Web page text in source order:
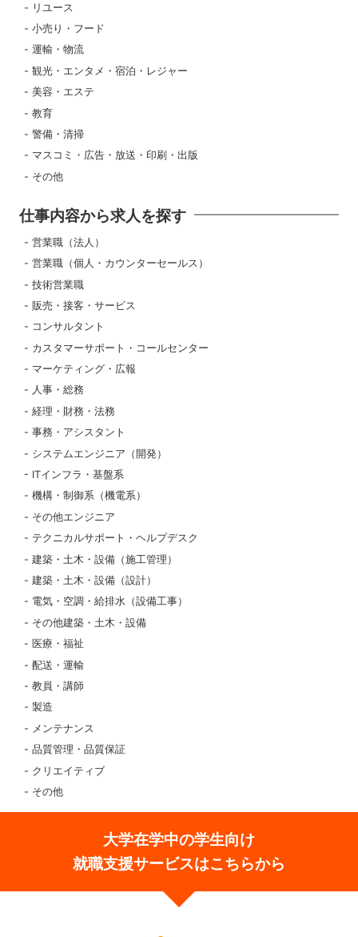
リユース
小売り・フード
運輸・物流
観光・エンタメ・宿泊・レジャー
美容・エステ
教育
警備・清掃
マスコミ・広告・放送・印刷・出版
その他
仕事内容から求人を探す
営業職（法人）
営業職（個人・カウンターセールス）
技術営業職
販売・接客・サービス
コンサルタント
カスタマーサポート・コールセンター
マーケティング・広報
人事・総務
経理・財務・法務
事務・アシスタント
システムエンジニア（開発）
ITインフラ・基盤系
機構・制御系（機電系）
その他エンジニア
テクニカルサポート・ヘルプデスク
建築・土木・設備（施工管理）
建築・土木・設備（設計）
電気・空調・給排水（設備工事）
その他建築・土木・設備
医療・福祉
配送・運輸
教員・講師
製造
メンテナンス
品質管理・品質保証
クリエイティブ
その他
大学在学中の学生向け
就職支援サービスはこちらから